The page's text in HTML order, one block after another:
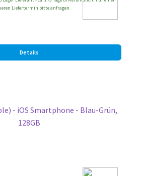
Liefertermin bitte anfragen.
Details